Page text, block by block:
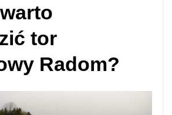
tor
Radom?